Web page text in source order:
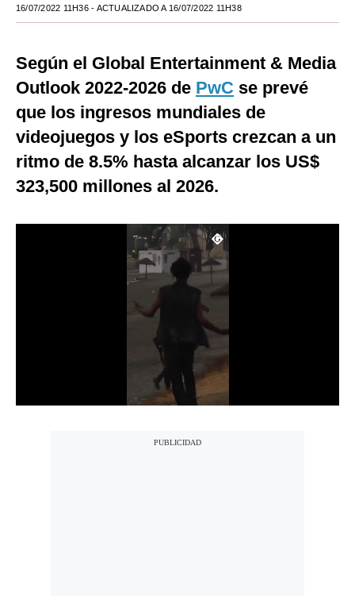
Estilos
EEUU
España
Internacional
Tecnología
16/07/2022 11H36- ACTUALIZADO A 16/07/2022 11H38
Según el Global Entertainment & Media
Outlook 2022-2026 de PwC se prevé
que los ingresos mundiales de
videojuegos y los eSports crezcan a un
ritmo de 8.5% hasta alcanzar los US$
323,500 millones al 2026.